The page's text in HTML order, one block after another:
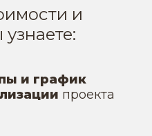
и
и график
проекта